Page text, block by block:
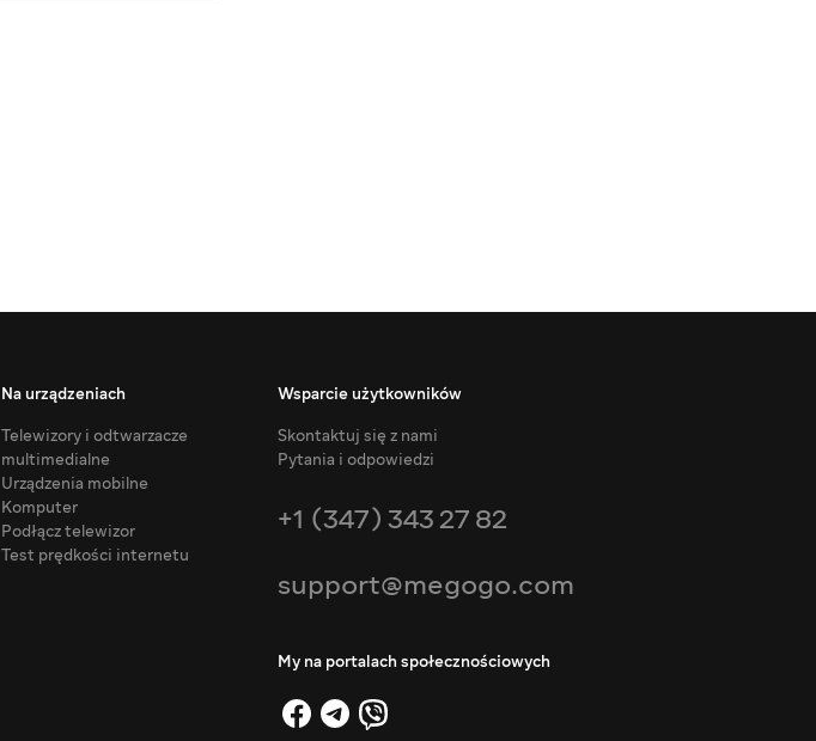
Na urządzeniach
Telewizory i odtwarzacze
multimedialne
Urządzenia mobilne
Komputer
Podłącz telewizor
Test prędkości internetu
Wsparcie użytkowników
Skontaktuj się z nami
Pytania i odpowiedzi
+1 (347) 343 27 82
support@megogo.com
My na portalach społecznościowych